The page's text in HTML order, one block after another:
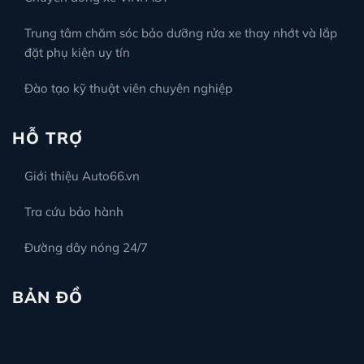
Trung tâm chăm sóc bảo dưỡng rửa xe thay nhớt và lắp
đặt phụ kiện uy tín
Đào tạo kỹ thuật viên chuyên nghiệp
HỖ TRỢ
Giới thiệu Auto66.vn
Tra cứu bảo hành
Đường dây nóng 24/7
BẢN ĐỒ